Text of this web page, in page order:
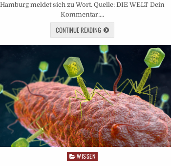
Hamburg meldet sich zu Wort. Quelle: DIE WELT Dein
Kommentar:…
CONTINUE READING
Posted
WISSEN